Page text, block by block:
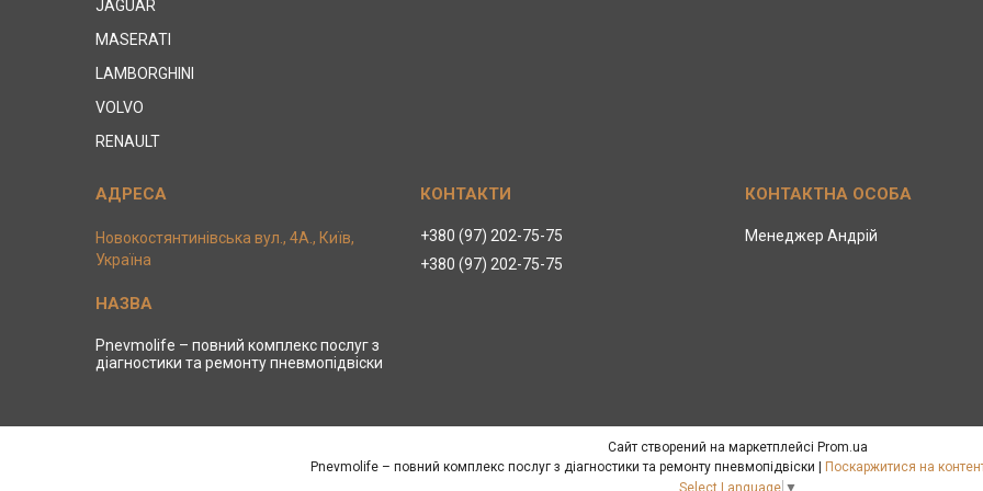
JAGUAR
MASERATI
LAMBORGHINI
VOLVO
RENAULT
Новокостянтинівська вул., 4А., Київ,
Україна
Pnevmolife – повний комплекс послуг з
діагностики та ремонту пневмопідвіски
+380 (97) 202-75-75
+380 (97) 202-75-75
Менеджер Андрій
Сайт створений на маркетплейсі Prom.ua
Pnevmolife – повний комплекс послуг з діагностики та ремонту пневмопідвіски | Поскаржитися на
Select Language ▼